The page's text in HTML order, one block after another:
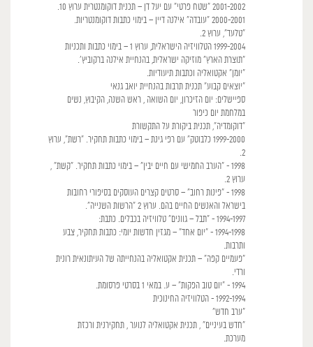
2001-2002 "שטח פרטי" עם יעל דן – תכנית דוקומנטרית ערוץ 10.
2000-2001 "עובדה" אילנה דיין – בימוי כתבות דוקומנטריות.
"טלעד", ערוץ 2.
1999-2004 הטלוויזיה הישראלית, ערוץ 1 – בימוי כתבות ותכניות
"תוצרת הארץ" מוזיקה ישראלית, בהנחיית אילנה ברקוביץ'.
"יומן" אקטואליה וכתבות תיעודיות.
"יוצאים קבוע" תכנית תרבות בהנחיית יואב גנאי
ספיישלים: יום הזיכרון, יום השואה , ראש השנה, הקיבוץ, נשים
במלחמת יום כיפור
"דוקומדיה", תכנית ביקורת על התקשורת
1999-2000 כלבוטק" עם רפי גינת – בימוי כתבות תחקיר. "רשת", ערוץ
2.
1998 - "הערב החמישי עם חיים יבין" – בימוי כתבות תחקיר. "קשת" ,
ערוץ 2.
1998 - "פינות רחוב" – סרטים קצרים העוסקים בסיפורי רחובות
בישראל והאנשים החיים בהם. ערוץ 2 "הרשות השנייה".
1994-1997 - "תבל – גוונים" טלוויזיה בכבלים. כתבת:
1994-1998 - "יום אחד" – מגזין חדשות יומי: כתבות תחקיר, צבע
ותרבות.
"פעמיים קפה" – תכנית אקטואליה בהנחייתה של העיתונאית רונית
ורדי.
1994 - "יום טוב הפקות" – ע. במאי 1 בסרטי פרסומת.
1992-1994 - הטלוויזיה החינוכית
"ערב חדש"
"חדש בעיניים" , תכנית אקטואליה לנוער , תחקירנית ורכזת
מערכת.